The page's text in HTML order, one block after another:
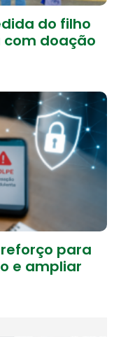
do filho
com doação
para
e ampliar